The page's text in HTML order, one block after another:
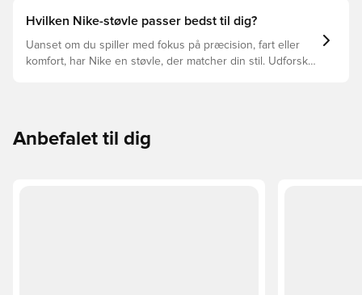
støvler der er det bedste valg til de forskellige typer
Hvilken Nike-støvle passer bedst til dig?
Uanset om du spiller med fokus på præcision, fart eller
komfort, har Nike en støvle, der matcher din stil. Udforsk
Anbefalet til dig